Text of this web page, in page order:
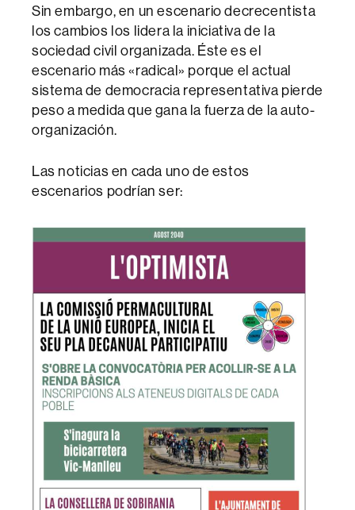
Sin embargo, en un escenario decrecentista
los cambios los lidera la iniciativa de la
sociedad civil organizada. Éste es el
escenario más «radical» porque el actual
sistema de democracia representativa pierde
peso a medida que gana la fuerza de la auto-
organización.
Las noticias en cada uno de estos
escenarios podrían ser: